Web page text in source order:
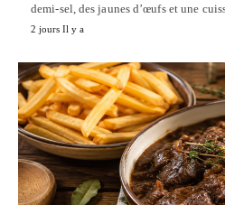
demi-sel, des jaunes d’œufs et une
2 jours Il y a